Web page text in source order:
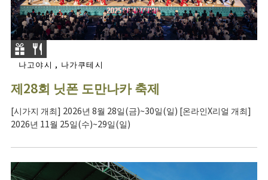
나고야시 , 나가쿠테시
제28회 닛폰 도만나카 축제
[시가지 개최] 2026년 8월 28일(금)~30일(일) [온라인X리얼 개최]
2026년 11월 25일(수)~29일(일)